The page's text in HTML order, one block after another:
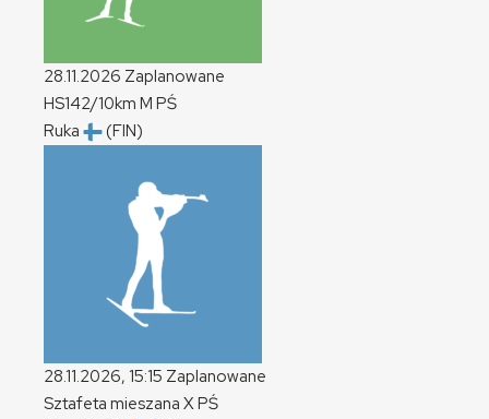
28.11.2026 Zaplanowane
HS142/10km M PŚ
Ruka
(FIN)
28.11.2026, 15:15 Zaplanowane
Sztafeta mieszana XPŚ